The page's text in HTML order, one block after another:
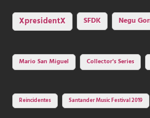
XpresidentX SFDK Negu
Mario San Miguel
Collector's Series
Reincidentes Santander Music Festival 2019